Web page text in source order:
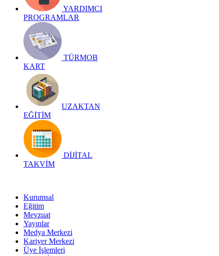
YARDIMCI
PROGRAMLAR
TÜRMOB
KART
UZAKTAN
EĞİTİM
DİJİTAL
TAKVİM
Kurumsal
Eğitim
Mevzuat
Yayınlar
Medya Merkezi
Kariyer Merkezi
Üye İşlemleri